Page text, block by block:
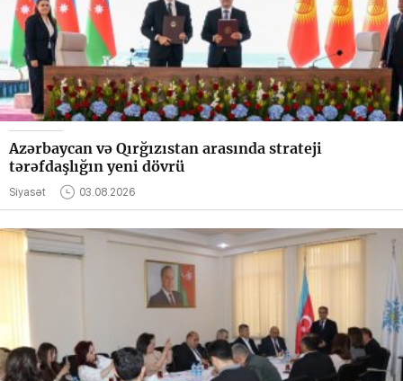
Azərbaycan və Qırğızıstan arasında strateji
tərəfdaşlığın yeni dövrü
Siyasət 03.08.2026